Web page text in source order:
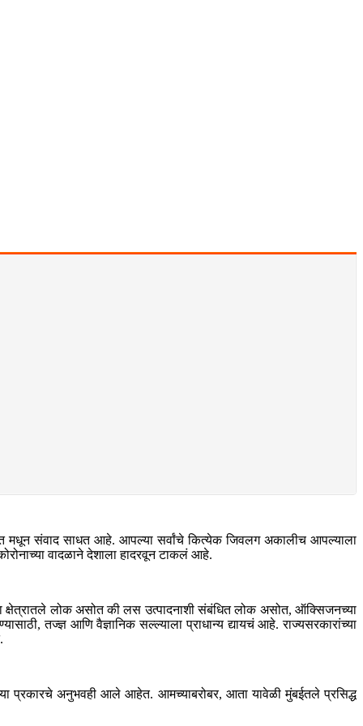
मधून संवाद साधत आहे. आपल्या सर्वांचे कित्येक जिवलग अकालीच आपल्याला
वादळाने देशाला हादरवून टाकलं आहे.
क्षेत्रातले लोक असोत की लस उत्पादनाशी संबंधित लोक असोत, ऑक्सिजनच्या
तज्ज्ञ आणि वैज्ञानिक सल्ल्याला प्राधान्य द्यायचं आहे. राज्यसरकारांच्या
प्रकारचे अनुभवही आले आहेत. आमच्याबरोबर, आता यावेळी मुंबईतले प्रसिद्ध